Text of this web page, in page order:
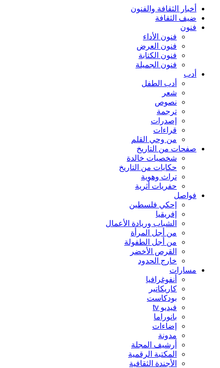
أخبار الثقافة والفنون
ضيف الثقافة
فنون
فنون الأداء
فنون العرض
فنون الكتابة
فنون الجميلة
أدب
أدب الطفل
شعر
نصوص
ترجمة
إصدرات
قراءات
من وحي القلم
صفحات من التاريخ
شخصيات خالدة
حكايات من التاريخ
تراث وهوية
حفريات أثرية
فواصل
إحكي فلسطين
إفريقيا
الشباب وريادة الأعمال
من أجل المرأة
من أجل الطفولة
القرص الأخضر
خارج الحدود
مسارات
أنفوغرافيا
كاريكاتير
بودكاست
فيديو tv
بانوراما
إضاءات
مدونة
أرشيف المجلة
المكتبة الرقمية
الأجندة الثقافية